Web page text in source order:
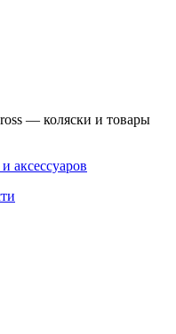
— коляски и товары
аксессуаров